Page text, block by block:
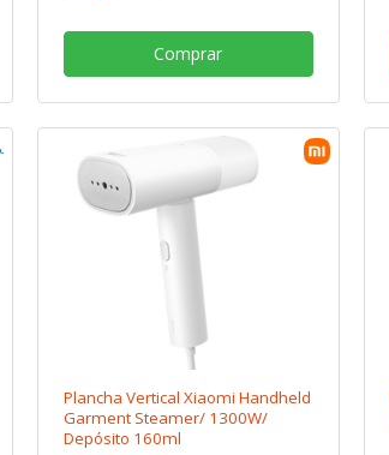
Comprar
Plancha Vertical Xiaomi Handheld
Garment Steamer/ 1300W/
Depósito 160ml